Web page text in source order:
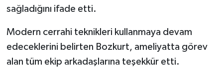
sağladığını ifade etti.
Modern cerrahi teknikleri kullanmaya devam
edeceklerini belirten Bozkurt, ameliyatta görev
alan tüm ekip arkadaşlarına teşekkür etti.